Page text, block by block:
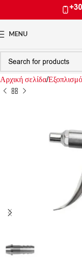
MENU
Αρχική σελίδα